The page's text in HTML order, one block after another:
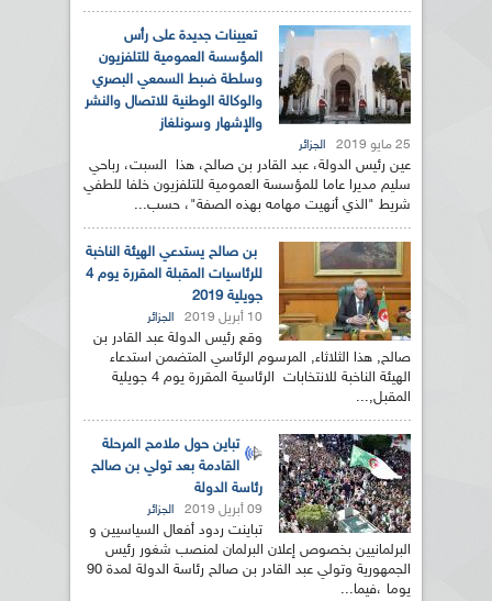
تعيينات جديدة على رأس
المؤسسة العمومية للتلفزيون
وسلطة ضبط السمعي البصري
والوكالة الوطنية للاتصال والنشر
والإشهار وسونلغاز
25 مايو 2019 الجزائر
عين رئيس الدولة، عبد القادر بن صالح، هذا السبت، رباحي
سليم مديرا عاما للمؤسسة العمومية للتلفزيون خلفا للطفي
شريط "الذي أنهيت مهامه بهذه الصفة"، حسب...
بن صالح يستدعي الهيئة الناخبة
للرئاسيات المقبلة المقررة يوم 4
جويلية 2019
10 أبريل 2019 الجزائر
وقع رئيس الدولة عبد القادر بن
صالح, هذا الثلاثاء, المرسوم الرئاسي المتضمن استدعاء
الهيئة الناخبة للانتخابات الرئاسية المقررة يوم 4 جويلية
المقبل,...
تباين حول ملامح المرحلة
القادمة بعد تولي بن صالح
رئاسة الدولة
09 أبريل 2019 الجزائر
تباينت ردود أفعال السياسيين و
البرلمانيين بخصوص إعلان البرلمان لمنصب شغور رئيس
الجمهورية وتولي عبد القادر بن صالح رئاسة الدولة لمدة 90
يوما ،فيما...